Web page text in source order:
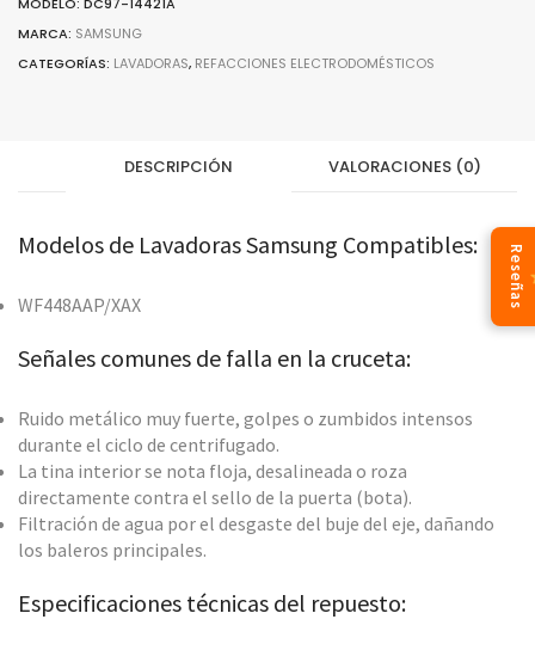
MODELO: DC97-14421A
MARCA: SAMSUNG
CATEGORÍAS: LAVADORAS, REFACCIONES ELECTRODOMÉSTICOS
DESCRIPCIÓN VALORACIONES (0)
Modelos de Lavadoras Samsung Compatibles:
WF448AAP/XAX
Señales comunes de falla en la cruceta:
Ruido metálico muy fuerte, golpes o zumbidos intensos
durante el ciclo de centrifugado.
La tina interior se nota floja, desalineada o roza
directamente contra el sello de la puerta (bota).
Filtración de agua por el desgaste del buje del eje, dañando
los baleros principales.
Especificaciones técnicas del repuesto:
Reseñas